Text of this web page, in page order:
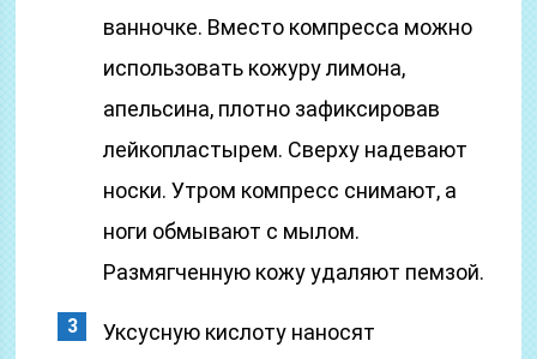
ванночке. Вместо компресса можно
использовать кожуру лимона,
апельсина, плотно зафиксировав
лейкопластырем. Сверху надевают
носки. Утром компресс снимают, а
ноги обмывают с мылом.
Размягченную кожу удаляют пемзой.
Уксусную кислоту наносят